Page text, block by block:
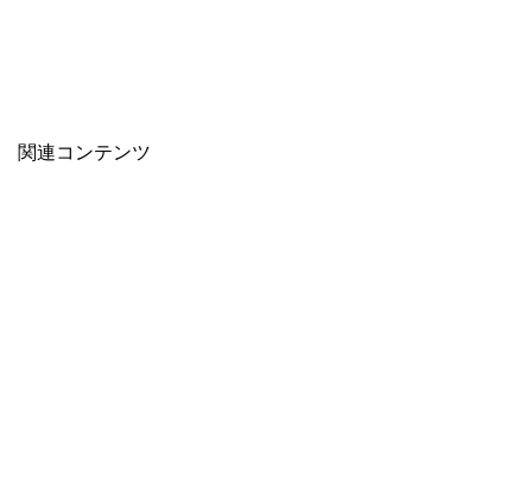
関連コンテンツ